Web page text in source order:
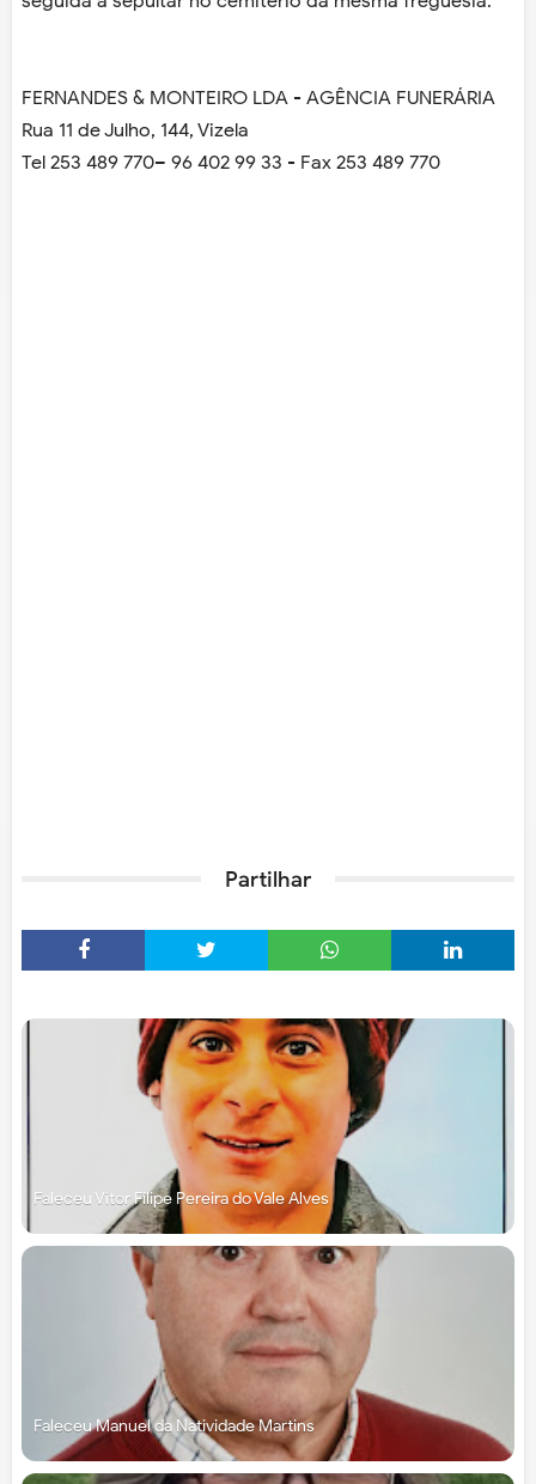
FERNANDES & MONTEIRO LDA - AGÊNCIA FUNERÁRIA
Rua 11 de Julho, 144, Vizela
Tel 253 489 770– 96 402 99 33 - Fax 253 489 770
Partilhar
Faleceu Vítor Filipe Pereira do Vale Alves
Faleceu Manuel da Natividade Martins